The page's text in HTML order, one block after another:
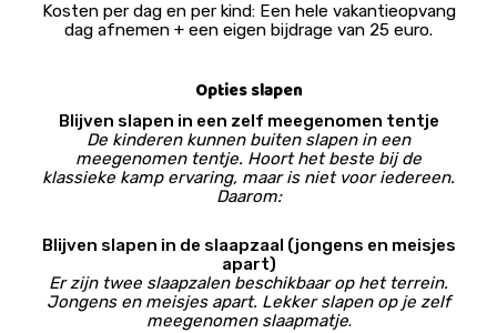
Kosten per dag en per kind: Een hele vakantieopvang
dag afnemen + een eigen bijdrage van 25 euro.
Opties slapen
Blijven slapen in een zelf meegenomen tentje
De kinderen kunnen buiten slapen in een
meegenomen tentje. Hoort het beste bij de
klassieke kamp ervaring, maar is niet voor iedereen.
Daarom:
Blijven slapen in de slaapzaal (jongens en meisjes
apart)
Er zijn twee slaapzalen beschikbaar op het terrein.
Jongens en meisjes apart. Lekker slapen op je zelf
meegenomen slaapmatje.